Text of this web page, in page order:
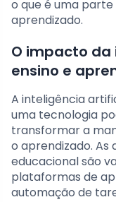
o que é uma
aprendizado.
O impacto
ensino e
A inteligência
uma tecnologia
transformar a
o aprendizado. As
educacional são
plataformas de
automação de